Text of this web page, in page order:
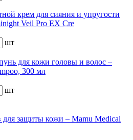
крем для сияния и упругости
Veil Pro EX Cre
шт
для кожи головы и волос –
300 мл
шт
для защиты кожи – Mamu Medical